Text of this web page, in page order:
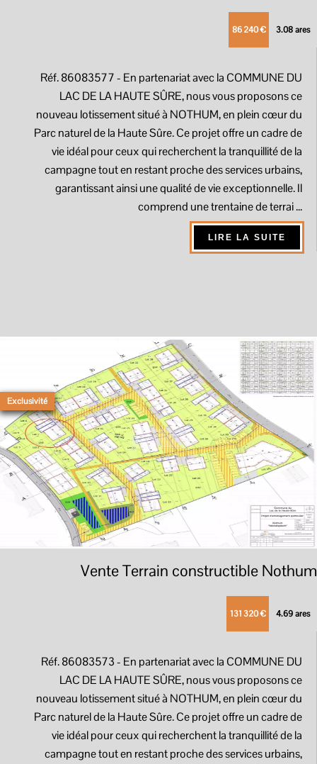
86 240 € 3.08 ares
Réf. 86083577- En partenariat avec la COMMUNE DU
LAC DE LA HAUTE SÛRE, nous vous proposons ce
nouveau lotissement situé à NOTHUM, en plein cœur du
Parc naturel de la Haute Sûre. Ce projet offre un cadre de
vie idéal pour ceux qui recherchent la tranquillité de la
campagne tout en restant proche des services urbains,
garantissant ainsi une qualité de vie exceptionnelle. Il
comprend une trentaine de terrai ...
LIRE LA SUITE
Vente Terrain constructible Nothum
131 320 € 4.69 ares
Réf. 86083573- En partenariat avec la COMMUNE DU
LAC DE LA HAUTE SÛRE, nous vous proposons ce
nouveau lotissement situé à NOTHUM, en plein cœur du
Parc naturel de la Haute Sûre. Ce projet offre un cadre de
vie idéal pour ceux qui recherchent la tranquillité de la
campagne tout en restant proche des services urbains,
Exclusivité